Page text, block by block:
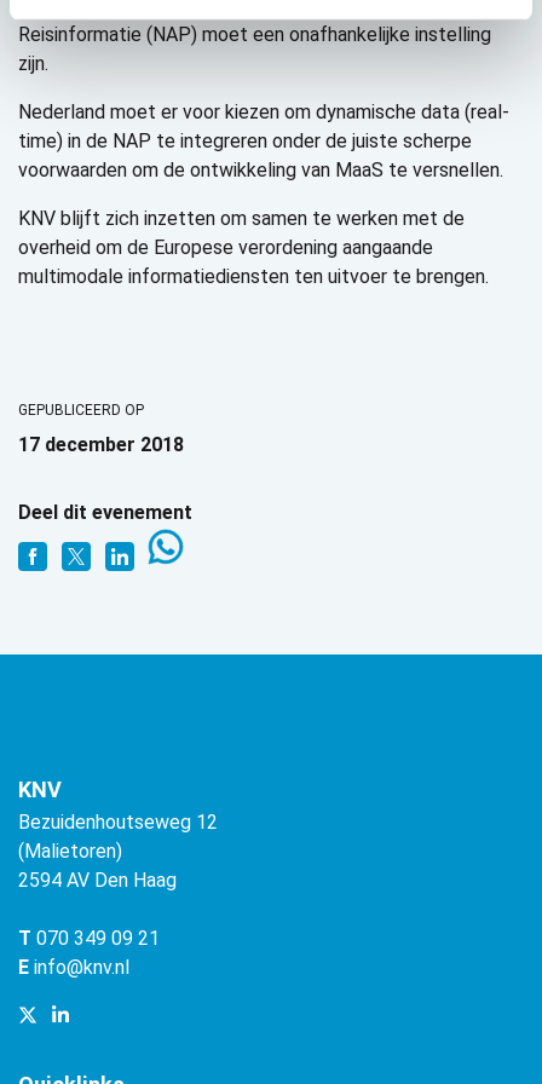
Het Nationaal Toegangspunt voor Multimodale
Reisinformatie (NAP) moet een onafhankelijke instelling
zijn.
Nederland moet er voor kiezen om dynamische data (real-
time) in de NAP te integreren onder de juiste scherpe
voorwaarden om de ontwikkeling van MaaS te versnellen.
KNV blijft zich inzetten om samen te werken met de
overheid om de Europese verordening aangaande
multimodale informatiediensten ten uitvoer te brengen.
GEPUBLICEERD OP
17 december 2018
Deel dit evenement
KNV
Bezuidenhoutseweg 12
(Malietoren)
2594 AV Den Haag
T 070 349 09 21
E info@knv.nl